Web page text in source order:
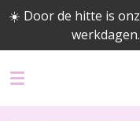
Ga
naar
de
☀️ Door de hitte is